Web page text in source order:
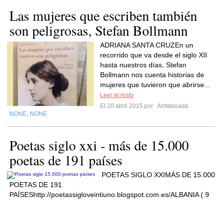
Las mujeres que escriben también
son peligrosas, Stefan Bollmann
ADRIANA SANTA CRUZEn un
recorrido que va desde el siglo XII
hasta nuestros días, Stefan
Bollmann nos cuenta historias de
mujeres que tuvieron que abrirse...
Leer el resto
El 20 abril 2015 por Amtaboada
NONE NONE
Poetas siglo xxi - más de 15.000
poetas de 191 países
POETAS SIGLO XXIMÁS DE 15.000
POETAS DE 191
PAÍSEShttp://poetassigloveintiuno.blogspot.com.es/ALBANIA ( 9